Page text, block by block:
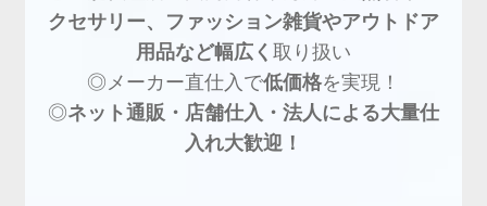
クセサリー、ファッション雑貨やアウトドア
用品など幅広く 取り扱い
◎メーカー直仕入で低価格を実現！
◎ネット通販・店舗仕入・法人による大量仕
入れ大歓迎！